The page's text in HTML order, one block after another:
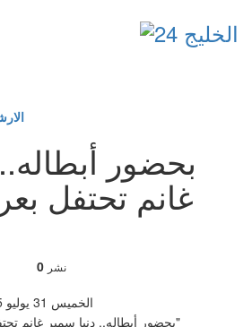
بحضور
غانم تحتفل
0 نشر
الخميس 31 يوليو 2025 05:53 صباحاً